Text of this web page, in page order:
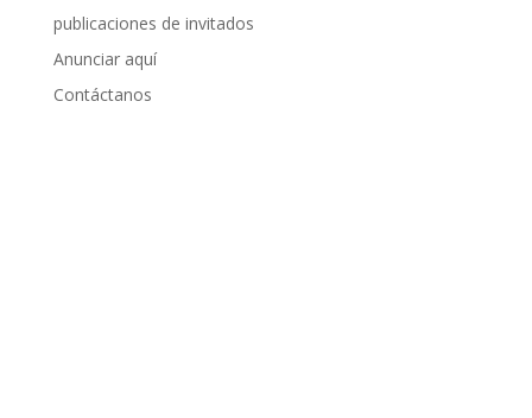
publicaciones de invitados
Anunciar aquí
Contáctanos